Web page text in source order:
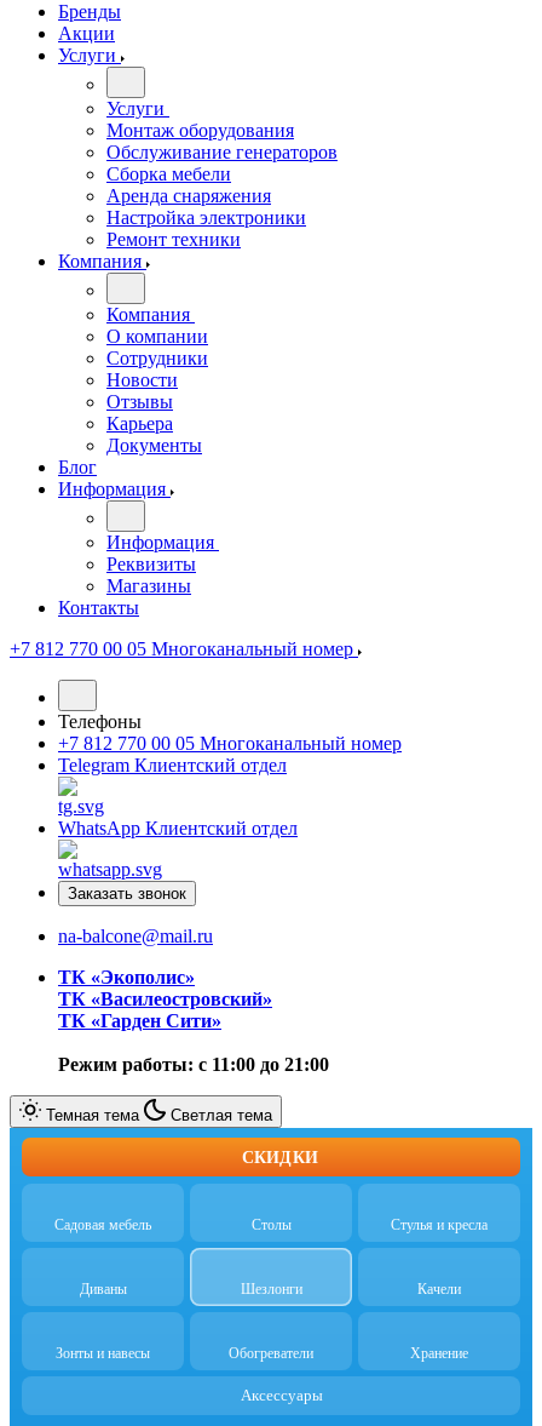
Бренды
Акции
Услуги
Услуги
Монтаж оборудования
Обслуживание генераторов
Сборка мебели
Аренда снаряжения
Настройка электроники
Ремонт техники
Компания
Компания
О компании
Сотрудники
Новости
Отзывы
Карьера
Документы
Блог
Информация
Информация
Реквизиты
Магазины
Контакты
+7 812 770 00 05 Многоканальный номер
Телефоны
+7 812 770 00 05 Многоканальный номер
Telegram Клиентский отдел
WhatsApp Клиентский отдел
Заказать звонок
na-balcone@mail.ru
ТК «Экополис»
ТК «Василеостровский»
ТК «Гарден Сити»
Режим работы: с 11:00 до 21:00
Темная тема Светлая тема
СКИДКИ
Садовая мебель Столы Стулья и кресла
Диваны Шезлонги Качели
Зонты и навесы Обогреватели Хранение
Аксессуары